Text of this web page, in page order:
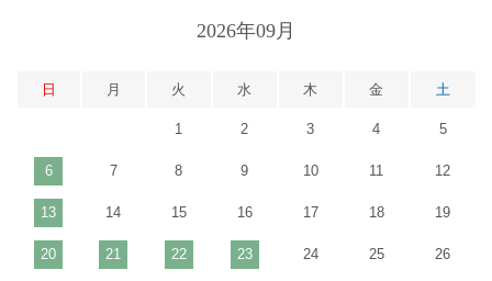
2026年09月
日 月 火 水 木 金 土
1 2 3 4 5
6 7 8 9 10 11 12
13 14 15 16 17 18 19
20 21 22 23 24 25 26